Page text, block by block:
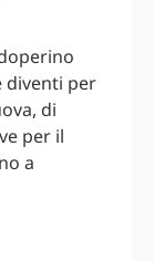
diventi per
di
per il
a